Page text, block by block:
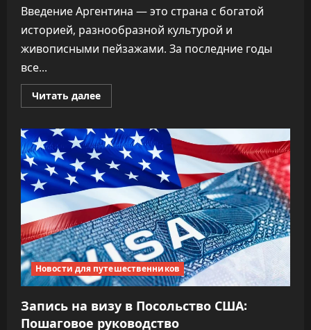
Введение Аргентина — это страна с богатой
историей, разнообразной культурой и
живописными пейзажами. За последние годы
все...
Читать далееПрочитать
больше
получить
гражданство
Аргентины:
Полное
руководство
Новости для путешественников
Запись на визу в Посольство США:
Пошаговое руководство